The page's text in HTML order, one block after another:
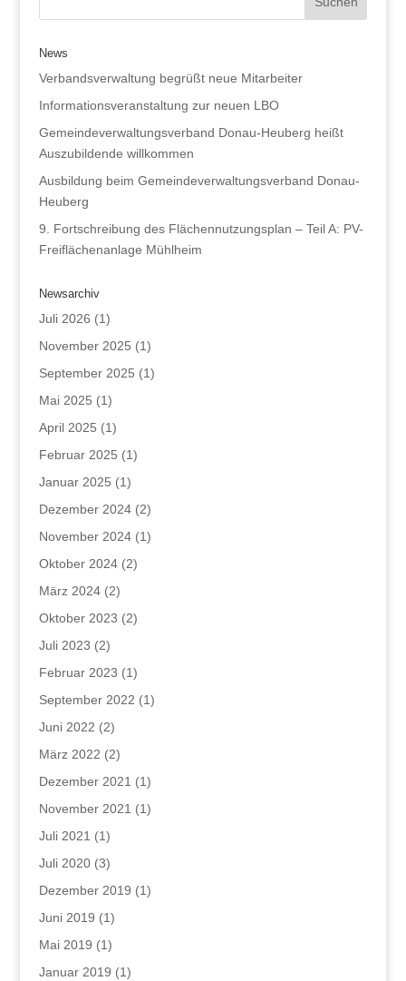
News
Verbandsverwaltung begrüßt neue Mitarbeiter
Informationsveranstaltung zur neuen LBO
Gemeindeverwaltungsverband Donau-Heuberg heißt
Auszubildende willkommen
Ausbildung beim Gemeindeverwaltungsverband Donau-
Heuberg
9. Fortschreibung des Flächennutzungsplan – Teil A: PV-
Freiflächenanlage Mühlheim
Newsarchiv
Juli 2026 (1)
November 2025 (1)
September 2025 (1)
Mai 2025 (1)
April 2025 (1)
Februar 2025 (1)
Januar 2025 (1)
Dezember 2024(2)
November 2024(1)
Oktober 2024(2)
März 2024(2)
Oktober 2023 (2)
Juli 2023 (2)
Februar 2023 (1)
September 2022 (1)
Juni 2022 (2)
März 2022 (2)
Dezember 2021 (1)
November 2021 (1)
Juli 2021 (1)
Juli 2020(3)
Dezember 2019 (1)
Juni 2019 (1)
Mai 2019 (1)
Januar 2019 (1)